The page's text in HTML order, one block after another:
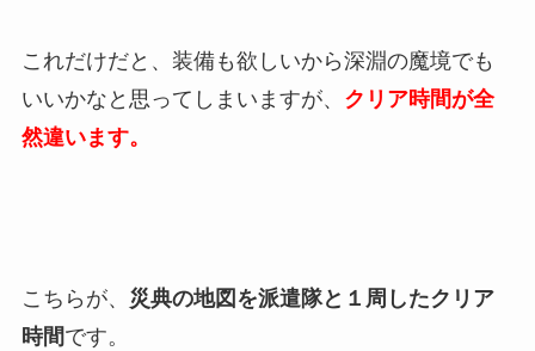
これだけだと、装備も欲しいから深淵の魔境でも
いいかなと思ってしまいますが、 クリア時間が全
然違います。
こちらが、 災典の地図を派遣隊と１周したクリア
時間です。